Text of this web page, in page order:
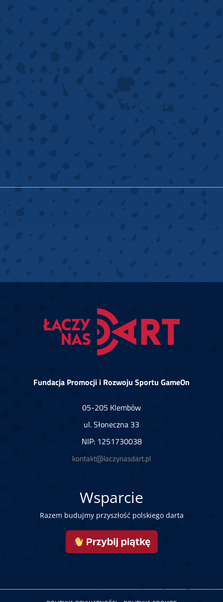
Fundacja Promocji i Rozwoju Sportu GameOn
05-205 Klembów
ul. Słoneczna 33
NIP: 1251730038
kontakt@laczynasdart.pl
Wsparcie
Razem budujmy przyszłość polskiego darta